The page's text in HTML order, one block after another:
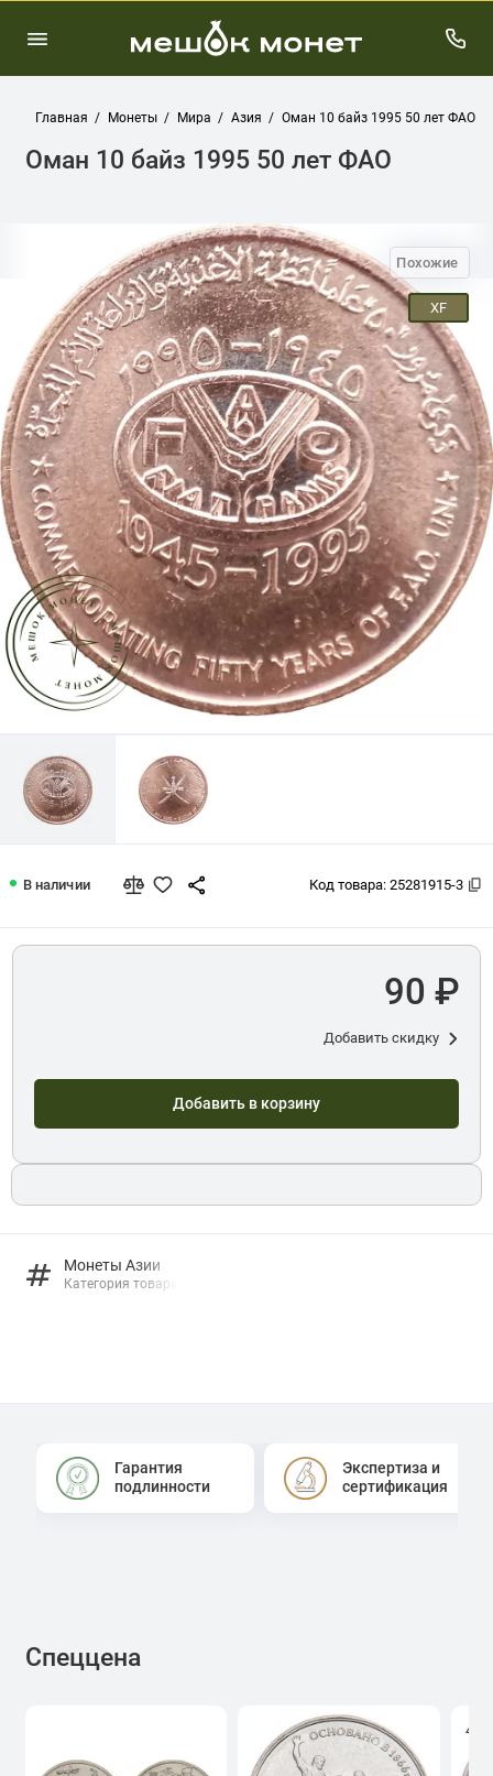
Главная Монеты Мира Азия Оман 10 байз 1995 50 лет ФАО
Оман 10 байз 1995 50 лет ФАО
Похожие
XF
В наличии Код товара: 25281915-3
Монеты Азии
Категория товара
90 ₽
Добавить скидку
Добавить в корзину
Гарантия
подлинности
Экспертиза и
сертификация
Спеццена
4.0